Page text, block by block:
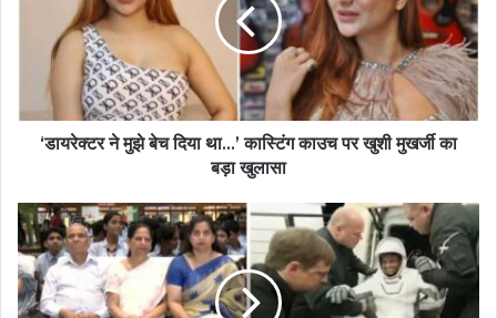
‘डायरेक्टर ने मुझे बेच दिया था…’ कास्टिंग काउच पर खुशी मुखर्जी का
बड़ा खुलासा